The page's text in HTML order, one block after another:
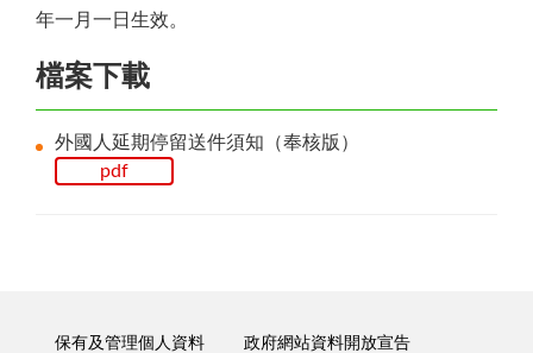
年一月一日生效。
檔案下載
外國人延期停留送件須知（奉核版）
pdf
保有及管理個人資料 政府網站資料開放宣告